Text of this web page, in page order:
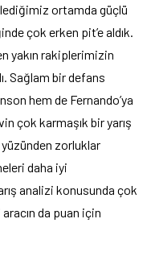
ortamda güçlü
çok erken pit’e aldık.
yakın rakiplerimizin
Sağlam bir defans
hem de Fernando’ya
çok karmaşık bir yarış
zorluklar
daha iyi
analizi konusunda çok
da puan için